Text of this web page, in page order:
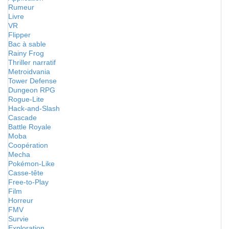
Rumeur
Livre
VR
Flipper
Bac à sable
Rainy Frog
Thriller narratif
Metroidvania
Tower Defense
Dungeon RPG
Rogue-Lite
Hack-and-Slash
Cascade
Battle Royale
Moba
Coopération
Mecha
Pokémon-Like
Casse-tête
Free-to-Play
Film
Horreur
FMV
Survie